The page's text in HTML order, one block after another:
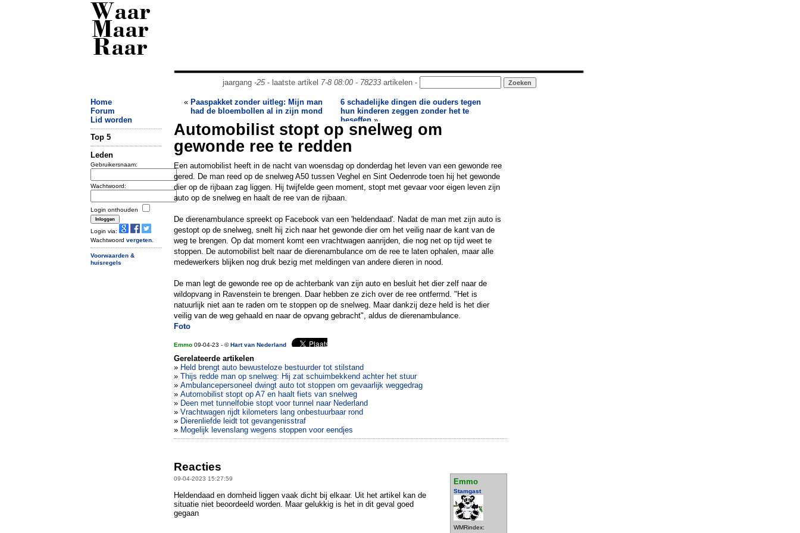
Waar
Maar
Raar
jaargang -25- laatste artikel 7-8 08:00- 78233artikelen -
Home
Forum
Lid worden
Top 5
Leden
Gebruikersnaam:
Wachtwoord:
Login onthouden
Login via:
Wachtwoord vergeten
Voorwaarden &
huisregels
« Paaspakket zonder uitleg: Mijn man
had de bloembollen al in zijn mond
6 schadelijke dingen die ouders tegen
hun kinderen zeggen zonder het te
beseffen »
Automobilist stopt op snelweg om
gewonde ree te redden
Een automobilist heeft in de nacht van woensdag op donderdag het leven van een gewonde ree
gered. De man reed op de snelweg A50 tussen Veghel en Sint Oedenrode toen hij het gewonde
dier op de rijbaan zag liggen. Hij twijfelde geen moment, stopt met gevaar voor eigen leven zijn
auto op de snelweg en haalt de ree van de rijbaan.
De dierenambulance spreekt op Facebook van een 'heldendaad'. Nadat de man met zijn auto is
gestopt op de snelweg, snelt hij zich naar het gewonde dier om het veilig naar de kant van de
weg te brengen. Op dat moment komt een vrachtwagen aanrijden, die nog net op tijd weet te
stoppen. De automobilist belt naar de dierenambulance om de ree te laten ophalen, maar alle
medewerkers blijken nog druk bezig met meldingen van andere dieren in nood.
De man legt de gewonde ree op de achterbank van zijn auto en besluit het dier zelf naar de
wildopvang in Ravenstein te brengen. Daar hebben ze zich over de ree ontfermd. "Het is
natuurlijk niet aan te raden om te stoppen op de snelweg. Maar dankzij deze held is het dier
veilig van de weg gehaald en naar de opvang gebracht", aldus de dierenambulance.
Foto
Emmo 09-04-23 - ©Hart van Nederland
Gerelateerde artikelen
» Held brengt auto bewusteloze bestuurder tot stilstand
» Thijs redde man op snelweg: Hij zat schuimbekkend achter het stuur
» Ambulancepersoneel dwingt auto tot stoppen om gevaarlijk weggedrag
» Automobilist stopt op A7 en haalt fiets van snelweg
» Deen met tunnelfobie stopt voor tunnel naar Nederland
» Vrachtwagen rijdt kilometers lang onbestuurbaar rond
» Dierenliefde leidt tot gevangenisstraf
» Mogelijk levenslang wegens stoppen voor eendjes
Reacties
09-04-2023 15:27:59 Emmo
Stamgast
WMRindex:
Heldendaad en domheid liggen vaak dicht bij elkaar. Uit het artikel kan de
situatie niet beoordeeld worden. Maar gelukkig is het in dit geval goed
gegaan